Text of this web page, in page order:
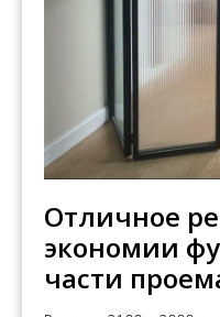
Отличное
экономии
части